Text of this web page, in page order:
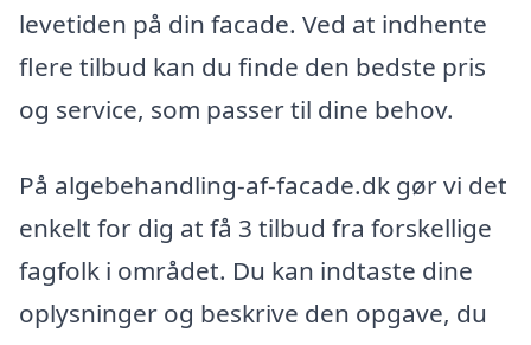
levetiden på din facade. Ved at indhente
flere tilbud kan du finde den bedste pris
og service, som passer til dine behov.
På algebehandling-af-facade.dk gør vi det
enkelt for dig at få 3 tilbud fra forskellige
fagfolk i området. Du kan indtaste dine
oplysninger og beskrive den opgave, du